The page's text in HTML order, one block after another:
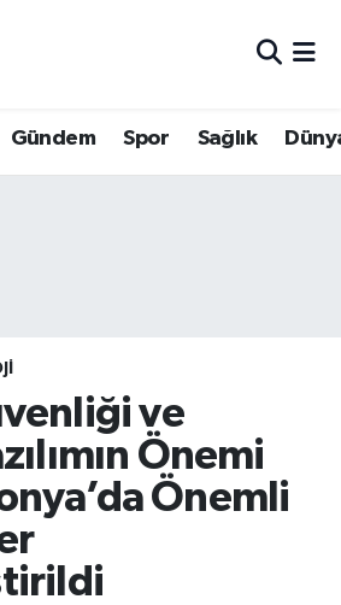
Gündem Spor Sağlık
ve
Önemi
Önemli
Eczaneler